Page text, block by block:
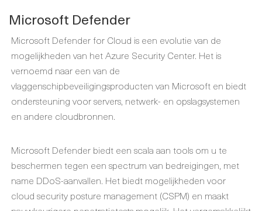
Microsoft Defender
Microsoft Defender for Cloud is een evolutie van de
mogelijkheden van het Azure Security Center. Het is
vernoemd naar een van de
vlaggenschipbeveiligingsproducten van Microsoft en biedt
ondersteuning voor servers, netwerk- en opslagsystemen
en andere cloudbronnen.
Microsoft Defender biedt een scala aan tools om u te
beschermen tegen een spectrum van bedreigingen, met
name DDoS-aanvallen. Het biedt mogelijkheden voor
cloud security posture management (CSPM) en maakt